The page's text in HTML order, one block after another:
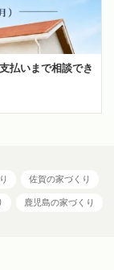
払いまで相談でき
佐賀の家づくり
鹿児島の家づくり